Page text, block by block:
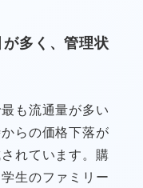
多く、管理状
も流通量が多い
らの価格下落が
れています。購
生のファミリー